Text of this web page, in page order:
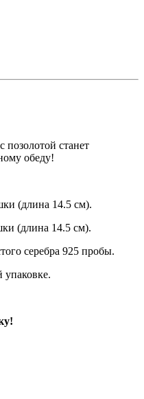
станет
обеду!
(длина 14.5 см).
(длина 14.5 см).
серебра 925 пробы.
упаковке.